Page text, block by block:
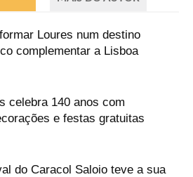
Loures num destino
complementar a Lisboa
celebra 140 anos com
e festas gratuitas
do Caracol Saloio teve a sua